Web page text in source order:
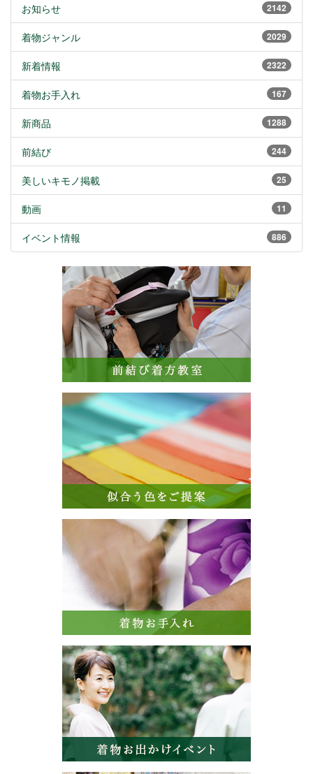
2142
お知らせ
2029
着物ジャンル
2322
新着情報
167
着物お手入れ
1288
新商品
244
前結び
25
美しいキモノ掲載
11
動画
886
イベント情報